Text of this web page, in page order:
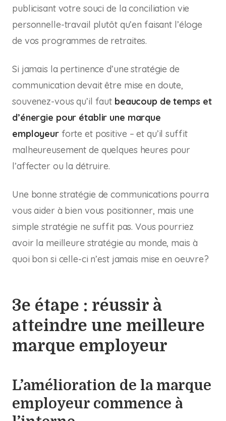
publicisant votre souci de la conciliation vie
personnelle-travail plutôt qu’en faisant l’éloge
de vos programmes de retraites.
Si jamais la pertinence d’une stratégie de
communication devait être mise en doute,
souvenez-vous qu’il faut beaucoup de temps et
d’énergie pour établir une marque
employeurforte et positive – et qu’il suffit
malheureusement de quelques heures pour
l’affecter ou la détruire.
Une bonne stratégie de communications pourra
vous aider à bien vous positionner, mais une
simple stratégie ne suffit pas. Vous pourriez
avoir la meilleure stratégie au monde, mais à
quoi bon si celle-ci n’est jamais mise en oeuvre?
3e étape : réussir à
atteindre une meilleure
marque employeur
L’amélioration de la marque
employeur commence à